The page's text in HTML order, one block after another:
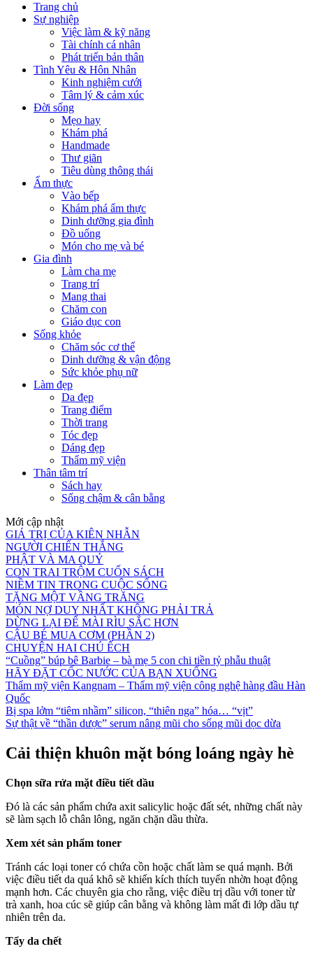
Trang chủ
Sự nghiệp
Việc làm & kỹ năng
Tài chính cá nhân
Phát triển bản thân
Tình Yêu & Hôn Nhân
Kinh nghiệm cưới
Tâm lý & cảm xúc
Đời sống
Mẹo hay
Khám phá
Handmade
Thư giãn
Tiêu dùng thông thái
Ẩm thực
Vào bếp
Khám phá ẩm thực
Dinh dưỡng gia đình
Đồ uống
Món cho mẹ và bé
Gia đình
Làm cha mẹ
Trang trí
Mang thai
Chăm con
Giáo dục con
Sống khỏe
Chăm sóc cơ thể
Dinh dưỡng & vận động
Sức khỏe phụ nữ
Làm đẹp
Da đẹp
Trang điểm
Thời trang
Tóc đẹp
Dáng đẹp
Thẩm mỹ viện
Thân tâm trí
Sách hay
Sống chậm & cân bằng
Mới cập nhật
GIÁ TRỊ CỦA KIÊN NHẪN
NGƯỜI CHIẾN THẮNG
PHẬT VÀ MA QUỶ
CON TRAI TRỘM CUỐN SÁCH
NIỀM TIN TRONG CUỘC SỐNG
TẶNG MỘT VẦNG TRĂNG
MÓN NỢ DUY NHẤT KHÔNG PHẢI TRẢ
DỪNG LẠI ĐỂ MÀI RÌU SẮC HƠN
CẬU BÉ MUA CƠM (PHẦN 2)
CHUYỆN HAI CHÚ ẾCH
“Cuồng” búp bê Barbie – bà mẹ 5 con chi tiền tỷ phẫu thuật
HÃY ĐẶT CỐC NƯỚC CỦA BẠN XUỐNG
Thẩm mỹ viện Kangnam – Thẩm mỹ viện công nghệ hàng đầu Hàn
Quốc
Bị spa lởm “tiêm nhầm” silicon, “thiên nga” hóa… “vịt”
Sự thật về “thần dược” serum nâng mũi cho sống mũi dọc dừa
Cải thiện khuôn mặt bóng loáng ngày hè
Chọn sữa rửa mặt điều tiết dầu
Đó là các sản phẩm chứa axit salicylic hoặc đất sét, những chất này
sẽ làm sạch lỗ chân lông, ngăn chặn dầu thừa.
Xem xét sản phẩm toner
Tránh các loại toner có chứa cồn hoặc chất làm se quá mạnh. Bởi
việc điều tiết da quá khô sẽ khiến kích thích tuyến nhờn hoạt động
mạnh hơn. Các chuyên gia cho rằng, việc điều trị dầu với toner từ
trà xanh, hoa cúc sẽ giúp cân bằng và không làm mất đi lớp dầu tự
nhiên trên da.
Tẩy da chết